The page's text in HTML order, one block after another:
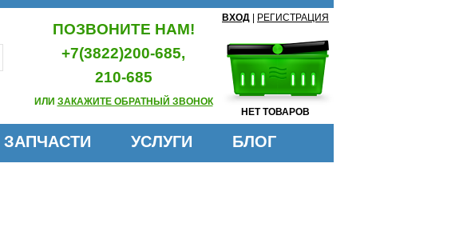
ПОЗВОНИТЕ НАМ!
+7(3822)200-685,
210-685
ИЛИ ЗАКАЖИТЕ ОБРАТНЫЙ ЗВОНОК
ВХОД РЕГИСТРАЦИЯ
НЕТ ТОВАРОВ
ЗАПЧАСТИ УСЛУГИ БЛОГ